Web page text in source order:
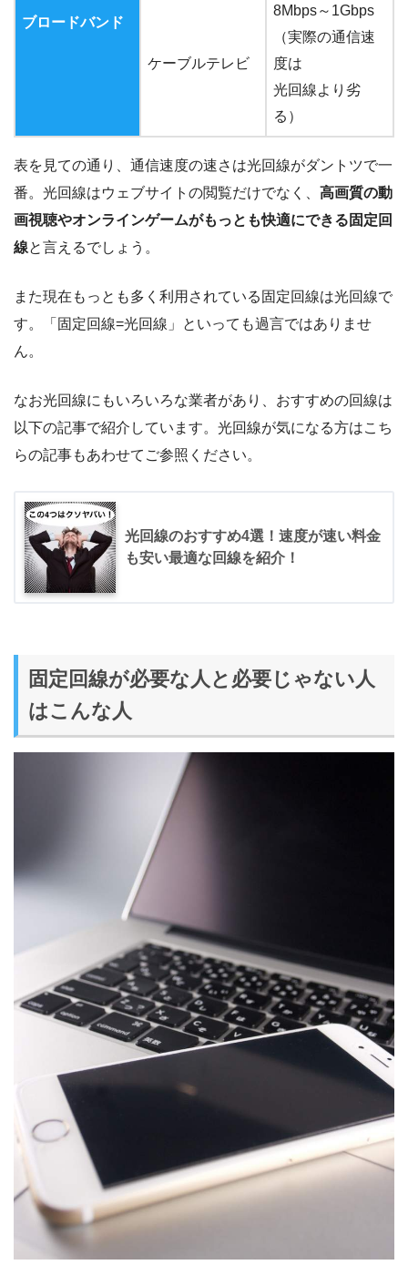
ブロードバンド
ケーブルテレビ
8Mbps～1Gbps
（実際の通信速
度は
光回線より劣
る）
表を見ての通り、通信速度の速さは光回線がダントツで一
番。光回線はウェブサイトの閲覧だけでなく、 高画質の動
画視聴やオンラインゲームがもっとも快適にできる固定回
線と言えるでしょう。
また現在もっとも多く利用されている固定回線は光回線で
す。「固定回線=光回線」といっても過言ではありませ
ん。
なお光回線にもいろいろな業者があり、おすすめの回線は
以下の記事で紹介しています。光回線が気になる方はこち
らの記事もあわせてご参照ください。
光回線のおすすめ4選！速度が速い料金
も安い最適な回線を紹介！
固定回線が必要な人と必要じゃない人
はこんな人